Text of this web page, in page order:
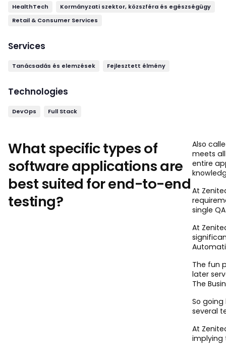
HealthTech
Kormányzati szektor, közszféra és egészségügy
Retail & Consumer Services
Services
Tanácsadás és elemzések Fejlesztett élmény
Technologies
DevOps Full Stack
What specific types of
software applications are
best suited for end-to-end
testing?
Also
meets
entire
At
single
At
The fun
later
The
So
several
At
implying